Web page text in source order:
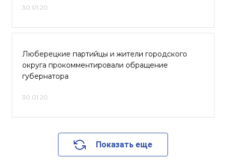
30.01.20
Люберецкие партийцы и жители городского
округа прокомментировали обращение
губернатора
30.01.20
Показать еще